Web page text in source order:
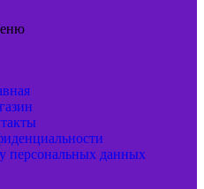
персональных данных